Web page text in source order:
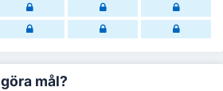
göra mål?